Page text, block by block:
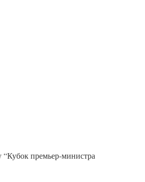
“Кубок премьер-министра